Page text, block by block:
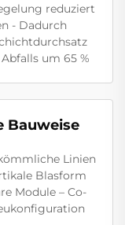
reduziert
- Dadurch
um 65 %
Bauweise
Linien
Blasform
Module – Co-